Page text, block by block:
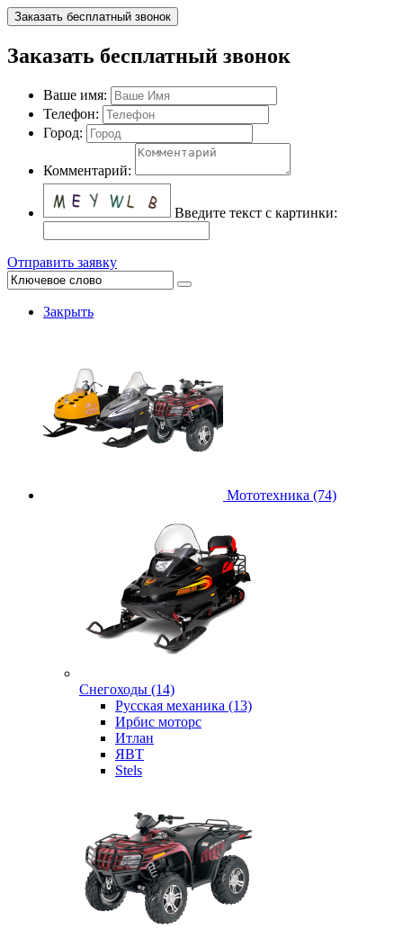
Заказать бесплатный звонок
Заказать бесплатный звонок
Ваше имя:
Телефон:
Город:
Комментарий:
Введите текст с картинки:
Отправить заявку
Закрыть
Мототехника (74)
Снегоходы (14)
Русская механика (13)
Ирбис моторс
Итлан
ЯВТ
Stels